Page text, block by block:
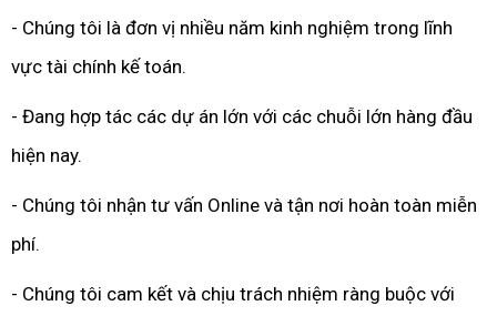
- Chúng tôi là đơn vị nhiều năm kinh nghiệm trong lĩnh
vực tài chính kế toán.
- Đang hợp tác các dự án lớn với các chuỗi lớn hàng đầu
hiện nay.
- Chúng tôi nhận tư vấn Online và tận nơi hoàn toàn miễn
phí.
- Chúng tôi cam kết và chịu trách nhiệm ràng buộc với